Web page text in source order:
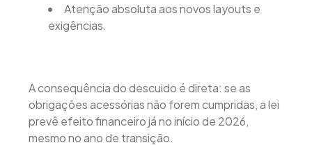
Atenção absoluta aos novos layouts e
exigências.
A consequência do descuido é direta: se as
obrigações acessórias não forem cumpridas, a lei
prevê efeito financeiro já no início de 2026,
mesmo no ano de transição.